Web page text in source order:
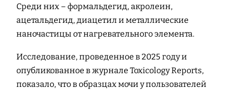
Среди них – формальдегид, акролеин,
ацетальдегид, диацетил и металлические
наночастицы от нагревательного элемента.
Исследование, проведенное в 2025 году и
опубликованное в журнале Toxicology Reports,
показало, что в образцах мочи у пользователей